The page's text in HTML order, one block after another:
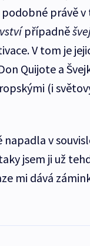
podobné právě
případně
V tom je
Quijote a
(i
napadla v
jsem ji už
mi dává